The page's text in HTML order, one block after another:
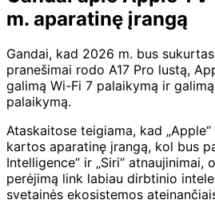
m. aparatinę įrangą
Gandai, kad 2026 m. bus
pranešimai rodo A17 Pro lustą,
galimą Wi-Fi 7 palaikymą ir
palaikymą.
Ataskaitose teigiama, kad
kartos aparatinę įrangą, kol bus
Intelligence“ ir „Siri“
perėjimą link labiau dirbtinio
svetainės ekosistemos